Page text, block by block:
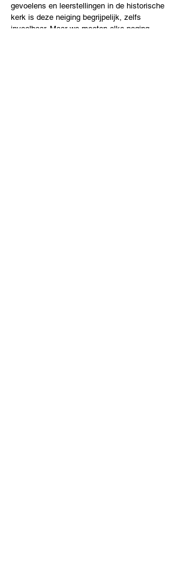
gevoelens en leerstellingen in de historische
kerk is deze neiging begrijpelijk, zelfs
invoelbaar. Maar we moeten elke poging